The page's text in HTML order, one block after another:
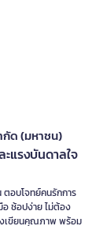
กัด (มหาชน)
แรงบันดาลใจ
ตอบโจทย์คนรักการ
อ ช้อปง่าย ไม่ต้อง
งเขียนคุณภาพ พร้อม